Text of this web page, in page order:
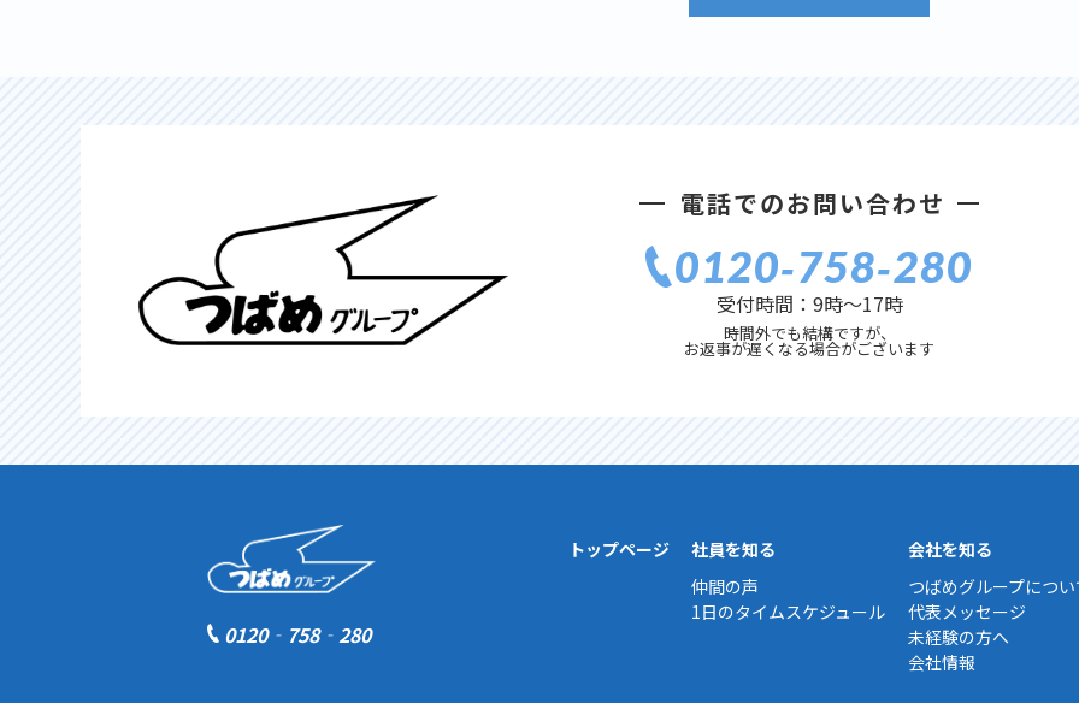
電話でのお問い合わせ
0120‐758‐280
受付時間：9時〜17時
時間外でも結構ですが、
お返事が遅くなる場合がございます
0120‐758‐280
トップページ
社員を知る
仲間の声
1日のタイムスケジュール
会社を知る
つばめグループにつ
代表メッセージ
未経験の方へ
会社情報